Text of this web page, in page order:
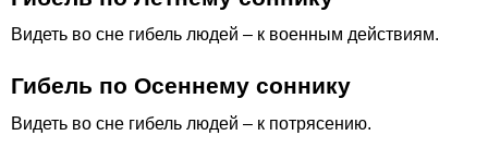
Видеть во сне гибель людей – к военным действиям.
Гибель по Осеннему соннику
Видеть во сне гибель людей – к потрясению.